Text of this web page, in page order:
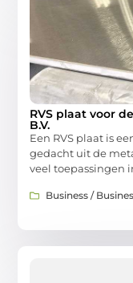
RVS plaat voor
B.V.
Een RVS plaat is
gedacht uit de
veel toepassingen
Business /